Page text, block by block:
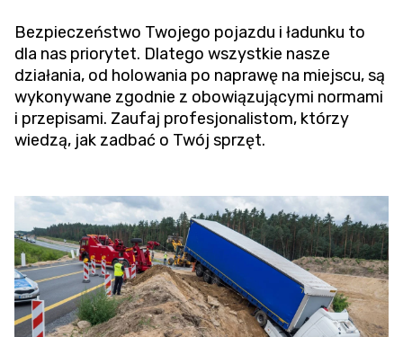
Bezpieczeństwo Twojego pojazdu i ładunku to
dla nas priorytet. Dlatego wszystkie nasze
działania, od holowania po naprawę na miejscu, są
wykonywane zgodnie z obowiązującymi normami
i przepisami. Zaufaj profesjonalistom, którzy
wiedzą, jak zadbać o Twój sprzęt.